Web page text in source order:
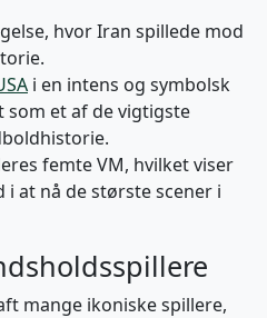
hvor Iran spillede mod
i en intens og symbolsk
som et af de vigtigste
femte VM, hvilket viser
i at nå de største scener i
mange ikoniske spillere,